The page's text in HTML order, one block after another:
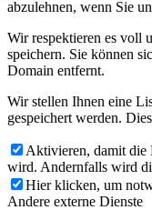
abzulehnen, wenn Sie
Wir respektieren es voll
speichern. Sie können
Domain entfernt.
Wir stellen Ihnen eine
gespeichert werden.
Aktivieren, damit die
wird. Andernfalls wird
Hier klicken, um
Andere externe Dienste